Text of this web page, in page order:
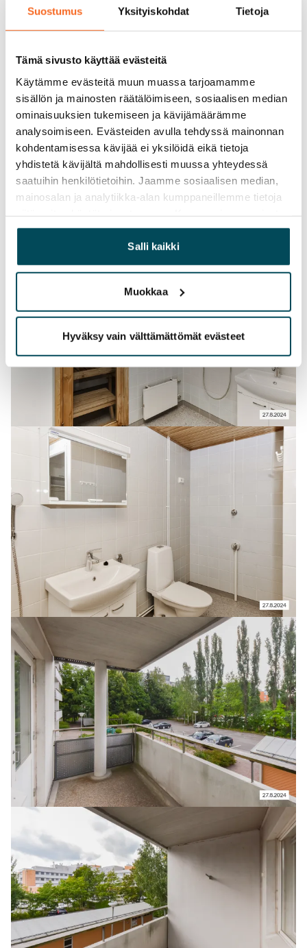
Suostumus Yksityiskohdat Tietoja
Tämä sivusto käyttää evästeitä
Käytämme evästeitä muun muassa tarjoamamme
sisällön ja mainosten räätälöimiseen, sosiaalisen median
ominaisuuksien tukemiseen ja kävijämäärämme
analysoimiseen. Evästeiden avulla tehdyssä mainonnan
kohdentamisessa kävijää ei yksilöidä eikä tietoja
yhdistetä kävijältä mahdollisesti muussa yhteydessä
saatuihin henkilötietoihin. Jaamme sosiaalisen median,
mainosalan ja analytiikka-alan kumppaneillemme tietoja
yhdistää näitä tietoja muihin tietoihin, joita olet antanut
heille tai joita on kerätty, kun olet käyttänyt heidän
palvelujaan.
Salli kaikki
Muokkaa
Hyväksy vain välttämättömät evästeet